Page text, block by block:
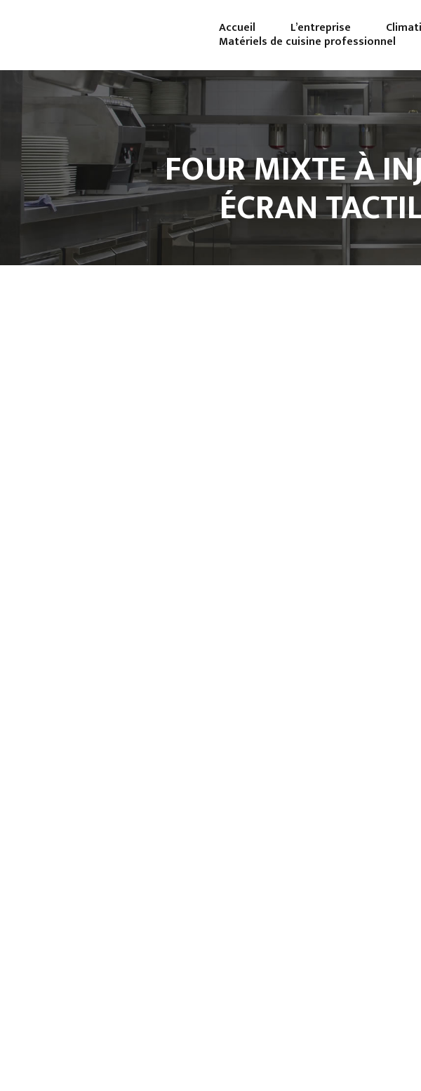
Accueil L’entreprise
Particuliers
Professionnels
Matériels de cuisine professionnel
FOUR MIXTE À
ÉCRAN